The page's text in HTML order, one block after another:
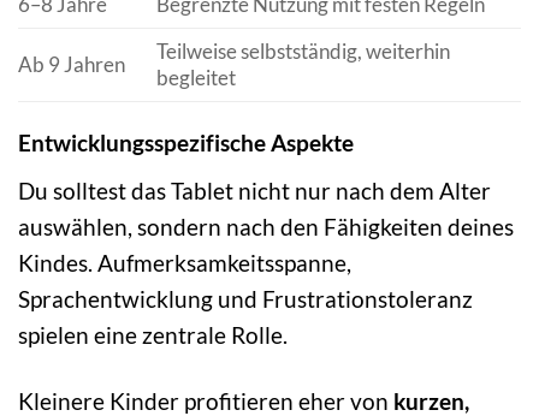
Ab 9 Jahren
Teilweise selbstständig, weiterhin
begleitet
Entwicklungsspezifische Aspekte
Du solltest das Tablet nicht nur nach dem Alter
auswählen, sondern nach den Fähigkeiten deines
Kindes. Aufmerksamkeitsspanne,
Sprachentwicklung und Frustrationstoleranz
spielen eine zentrale Rolle.
Kleinere Kinder profitieren eher von kurzen,